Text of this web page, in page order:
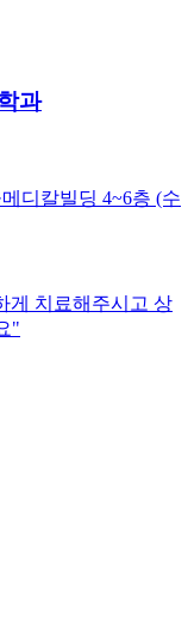
과
디칼빌딩 4~6층 (수
게 치료해주시고 상
"